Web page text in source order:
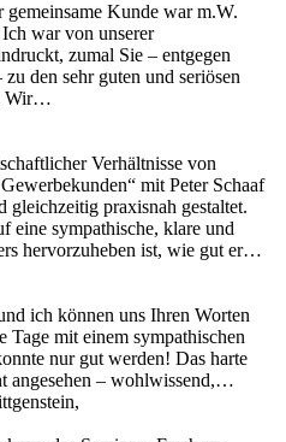
Kunde war m.W.
war von unserer
zumal Sie – entgegen
den sehr guten und seriösen
Wir…
Verhältnisse von
mit Peter Schaaf
gleichzeitig praxisnah gestaltet.
eine sympathische, klare und
hervorzuheben ist, wie gut er…
ich können uns Ihren Worten
mit einem sympathischen
nur gut werden! Das harte
angesehen – wohlwissend,…